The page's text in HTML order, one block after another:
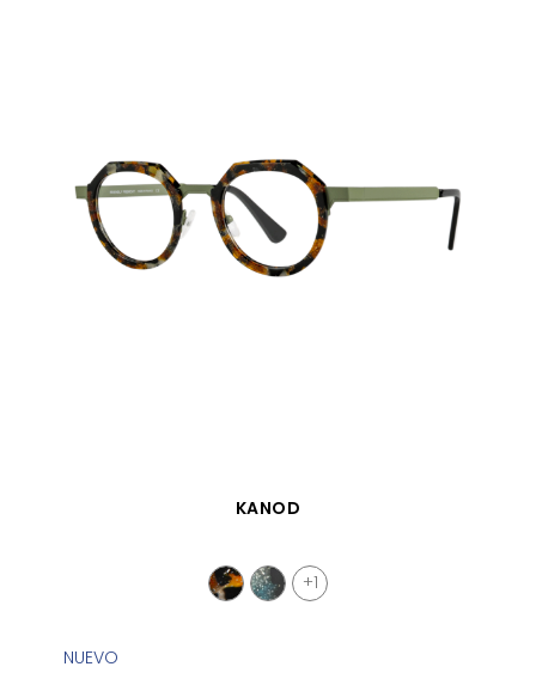
VISTA RÁPIDA
KANOD
+1
NUEVO